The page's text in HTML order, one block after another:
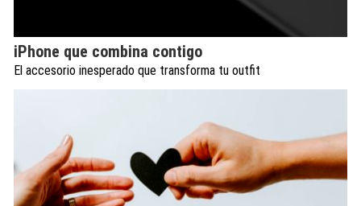
iPhone que combina contigo
El accesorio inesperado que transforma tu outfit